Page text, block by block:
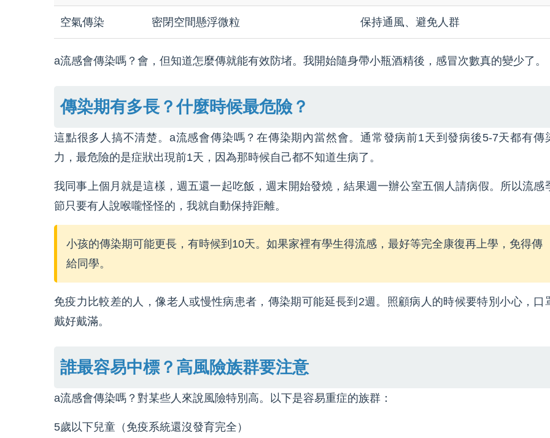
空氣傳染 密閉空間懸浮微粒 保持通風、避免人群
a流感會傳染嗎？會，但知道怎麼傳就能有效防堵。我開始隨身帶小瓶酒精後，感冒次數真的變少了。
傳染期有多長？什麼時候最危險？
這點很多人搞不清楚。a流感會傳染嗎？在傳染期內當然會。通常發病前1天到發病後5-7天都有傳
力，最危險的是症狀出現前1天，因為那時候自己都不知道生病了。
我同事上個月就是這樣，週五還一起吃飯，週末開始發燒，結果週一辦公室五個人請病假。所以流感
節只要有人說喉嚨怪怪的，我就自動保持距離。
小孩的傳染期可能更長，有時候到10天。如果家裡有學生得流感，最好等完全康復再上學，免得傳
給同學。
免疫力比較差的人，像老人或慢性病患者，傳染期可能延長到2週。照顧病人的時候要特別小心，口
戴好戴滿。
誰最容易中標？高風險族群要注意
a流感會傳染嗎？對某些人來說風險特別高。以下是容易重症的族群：
5歲以下兒童（免疫系統還沒發育完全）